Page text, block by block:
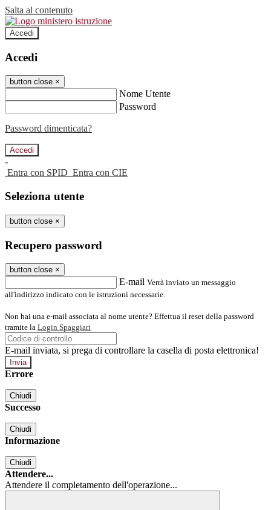
Salta al contenuto
Accedi
Accedi
button close ×
Nome Utente
Password
Password dimenticata?
-
Entra con SPID Entra con CIE
Seleziona utente
button close ×
Recupero password
button close ×
E-mail Verrà inviato un messaggio
all'indirizzo indicato con le istruzioni necessarie.
Non hai una e-mail associata al nome utente? Effettua il reset della password
tramite la Login Spaggiari
E-mail inviata, si prega di controllare la casella di posta elettronica!
Errore
Chiudi
Successo
Chiudi
Informazione
Chiudi
Attendere...
Attendere il completamento dell'operazione...